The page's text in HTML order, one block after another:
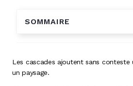
Les cascades ajoutent sans
un paysage.
SOMMAIRE